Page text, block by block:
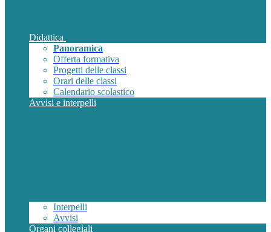
Didattica
Panoramica
Offerta formativa
Progetti delle classi
Orari delle classi
Calendario scolastico
Avvisi e interpelli
Interpelli
Avvisi
Organi collegiali